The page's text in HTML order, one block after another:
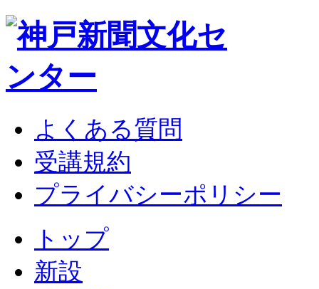
よくある質問
受講規約
プライバシーポリシー
トップ
新設